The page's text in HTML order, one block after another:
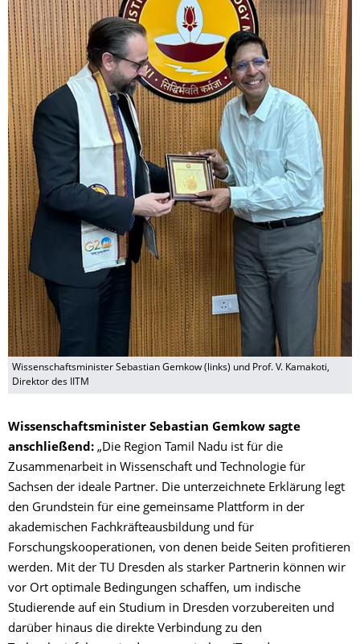
Wissenschaftsminister Sebastian Gemkow (links) und Prof. V. Kamakoti,
Direktor des IITM
Wissenschaftsminister Sebastian Gemkow sagte
anschließend: „Die Region Tamil Nadu ist für die
Zusammenarbeit in Wissenschaft und Technologie für
Sachsen der ideale Partner. Die unterzeichnete Erklärung legt
den Grundstein für eine gemeinsame Plattform in der
akademischen Fachkräfteausbildung und für
Forschungskooperationen, von denen beide Seiten profitieren
werden. Mit der TU Dresden als starker Partnerin können wir
vor Ort optimale Bedingungen schaffen, um indische
Studierende auf ein Studium in Dresden vorzubereiten und
darüber hinaus die direkte Verbindung zu den